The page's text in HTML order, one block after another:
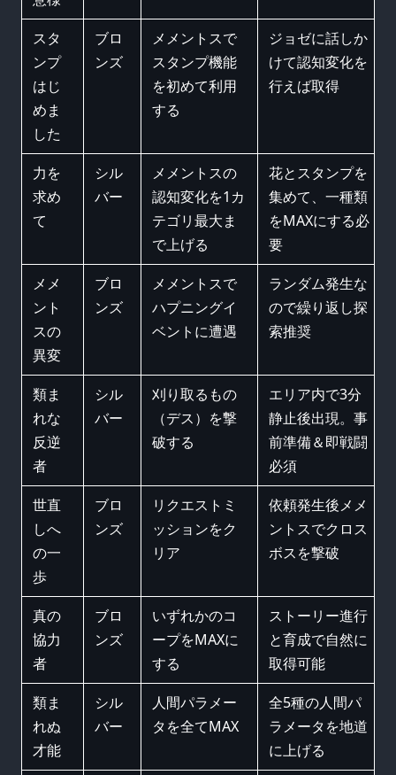
スタ
ンプ
はじ
めま
した
ブロ
ンズ
メメントスで
スタンプ機能
を初めて利用
する
ジョゼに話しか
けて認知変化を
行えば取得
力を
求め
て
シル
バー
メメントスの
認知変化を1カ
テゴリ最大ま
で上げる
花とスタンプを
集めて、一種類
をMAXにする必
要
メメ
ント
スの
異変
ブロ
ンズ
メメントスで
ハプニングイ
ベントに遭遇
ランダム発生な
ので繰り返し探
索推奨
類ま
れな
反逆
者
シル
バー
刈り取るもの
（デス）を撃
破する
エリア内で3分
静止後出現。事
前準備＆即戦闘
必須
世直
しへ
の一
歩
ブロ
ンズ
リクエストミ
ッションをク
リア
依頼発生後メメ
ントスでクロス
ボスを撃破
真の
協力
者
ブロ
ンズ
いずれかのコ
ープをMAXに
する
ストーリー進行
と育成で自然に
取得可能
類ま
れぬ
才能
シル
バー
人間パラメー
タを全てMAX
全5種の人間パ
ラメータを地道
に上げる